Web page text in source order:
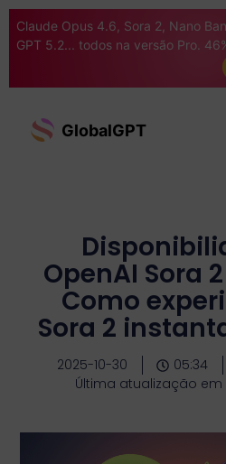
Claude Opus 4.6, Sora 2, Nano
GPT 5.2... todos na versão Pro.
GlobalGPT
OpenAI Sora
Como
Sora 2
2025-10-30 05:34
Última atualização em